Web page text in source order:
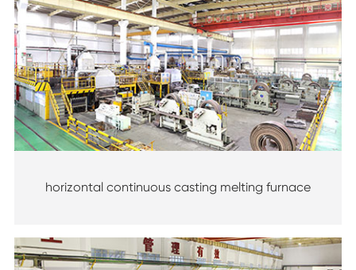
horizontal continuous casting melting furnace